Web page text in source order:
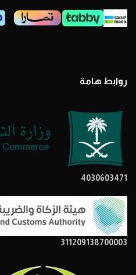
روابط هامة
4030603471
311209138700003